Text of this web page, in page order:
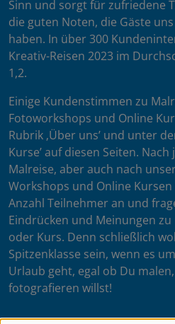
Sinn und sorgt für zufriedene
die guten Noten, die Gäste
haben. In über 300
Kreativ-Reisen 2023 im
1,2.
Einige Kundenstimmen zu
Fotoworkshops und Online
Rubrik ‚Über uns’ und unter
Kurse’ auf diesen Seiten.
Malreise, aber auch nach
Workshops und Online
Anzahl Teilnehmer an und
Eindrücken und Meinungen
oder Kurs. Denn schließlich
Spitzenklasse sein, wenn es
Urlaub geht, egal ob Du
fotografieren willst!